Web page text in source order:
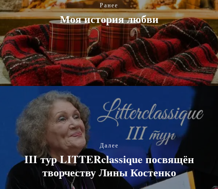
Ранее
Моя история любви
Далее
III тур LITTERclassique посвящён
творчеству Лины Костенко